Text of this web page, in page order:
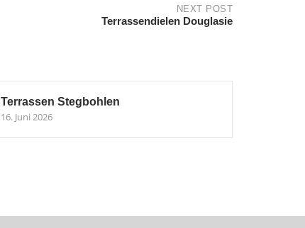
NEXT POST
Terrassendielen Douglasie
Terrassen Stegbohlen
16. Juni 2026